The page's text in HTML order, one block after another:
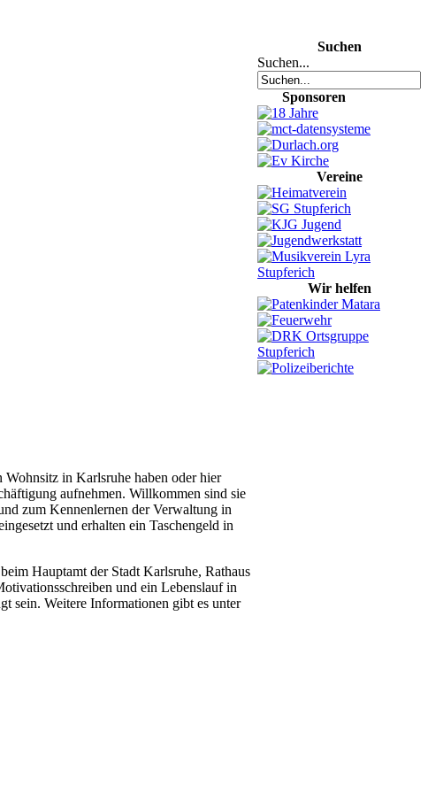
Wohnsitz in Karlsruhe haben oder hier
aufnehmen. Willkommen sind sie
zum Kennenlernen der Verwaltung in
und erhalten ein Taschengeld in
Hauptamt der Stadt Karlsruhe, Rathaus
und ein Lebenslauf in
sein. Weitere Informationen gibt es unter
Suchen
Suchen...
Sponsoren
Vereine
Wir helfen